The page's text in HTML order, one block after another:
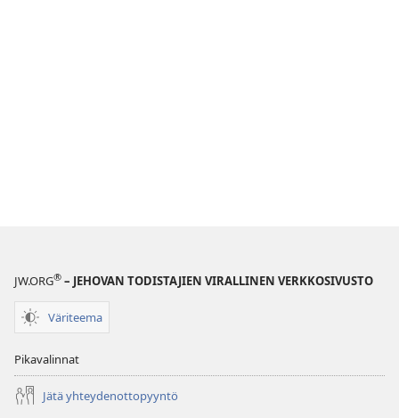
JW.ORG® – JEHOVAN TODISTAJIEN VIRALLINEN VERKKOSIVUSTO
Väriteema
Pikavalinnat
Jätä yhteydenottopyyntö